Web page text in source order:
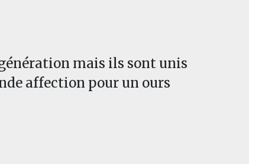
mais ils sont unis
affection pour un ours